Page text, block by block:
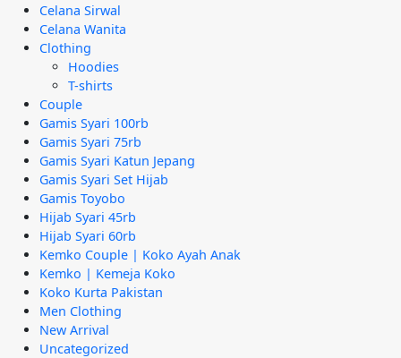
Celana Sirwal
Celana Wanita
Clothing
Hoodies
T-shirts
Couple
Gamis Syari 100rb
Gamis Syari 75rb
Gamis Syari Katun Jepang
Gamis Syari Set Hijab
Gamis Toyobo
Hijab Syari 45rb
Hijab Syari 60rb
Kemko Couple | Koko Ayah Anak
Kemko | Kemeja Koko
Koko Kurta Pakistan
Men Clothing
New Arrival
Uncategorized